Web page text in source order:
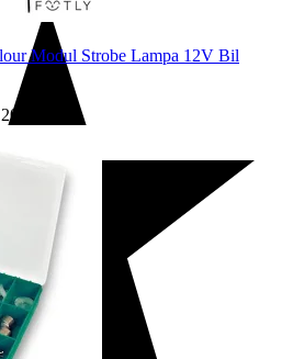
Modul Strobe Lampa 12V Bil
200 kr